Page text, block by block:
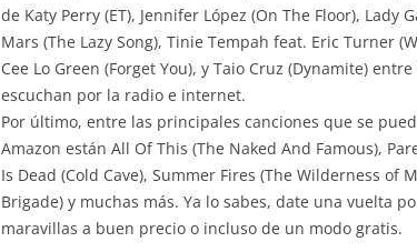
de Katy Perry (ET), Jennifer López (On The Floor), Lady
Mars (The Lazy Song), Tinie Tempah feat. Eric Turner
Cee Lo Green (Forget You), y Taio Cruz (Dynamite)
escuchan por la radio e internet.
Por último, entre las principales canciones que se
Amazon están All Of This (The Naked And Famous),
Is Dead (Cold Cave), Summer Fires (The Wilderness of
Brigade) y muchas más. Ya lo sabes, date una vuelta
maravillas a buen precio o incluso de un modo gratis.